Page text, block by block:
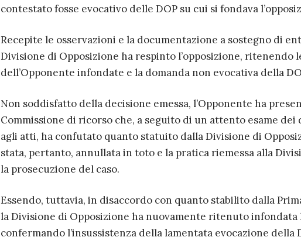
contestato fosse evocativo delle DOP su cui si fondava
Recepite le osservazioni e la documentazione a sostegno di
Divisione di Opposizione ha respinto l’opposizione, ritenendo
dell’Opponente infondate e la domanda non evocativa della
Non soddisfatto della decisione emessa, l’Opponente ha
Commissione di ricorso che, a seguito di un attento esame
agli atti, ha confutato quanto statuito dalla Divisione di
stata, pertanto, annullata in toto e la pratica riemessa alla
la prosecuzione del caso.
Essendo, tuttavia, in disaccordo con quanto stabilito dalla
la Divisione di Opposizione ha nuovamente ritenuto infondata
confermando l’insussistenza della lamentata evocazione della